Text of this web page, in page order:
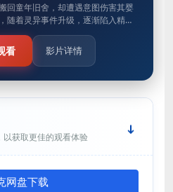
回童年旧舍，却遭遇意图伤害其婴
随着灵异事件升级，逐渐陷入精神
看 影片详情
以获取更佳的观看体验
网盘下载